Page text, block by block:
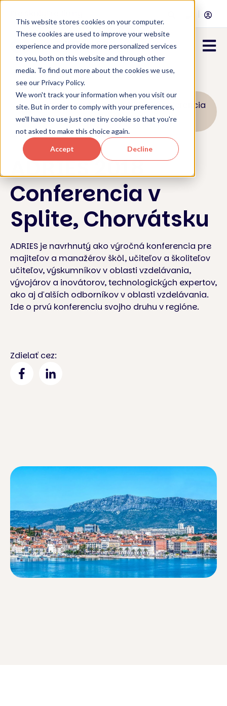
This website stores cookies on your computer.
These cookies are used to improve your website
experience and provide more personalized services
to you, both on this website and through other
media. To find out more about the cookies we use,
see our Privacy Policy.
We won't track your information when you visit our
site. But in order to comply with your preferences,
we'll have to use just one tiny cookie so that you're
not asked to make this choice again.
Accept Decline
/ Konferencie / ADRIES 2018 Conferencia
v Splite, Chorvátsku
ADRIES 2018
Conferencia v
Splite, Chorvátsku
ADRIES je navrhnutý ako výročná konferencia pre
majiteľov a manažérov škôl, učiteľov a školiteľov
učiteľov, výskumníkov v oblasti vzdelávania,
vývojárov a inovátorov, technologických expertov,
ako aj ďalších odborníkov v oblasti vzdelávania.
Ide o prvú konferenciu svojho druhu v regióne.
Zdielať cez: